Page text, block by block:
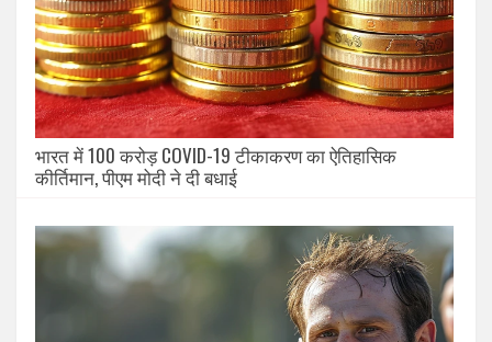
भारत में 100 करोड़ COVID-19 टीकाकरण का ऐतिहासिक
कीर्तिमान, पीएम मोदी ने दी बधाई